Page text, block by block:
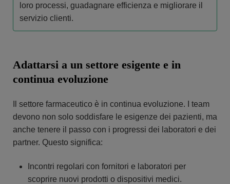
loro processi, guadagnare efficienza e migliorare il
servizio clienti.
Adattarsi a un settore esigente e in
continua evoluzione
Il settore farmaceutico è in continua evoluzione. I team
devono non solo soddisfare le esigenze dei pazienti, ma
anche tenere il passo con i progressi dei laboratori e dei
partner. Questo significa:
Incontri regolari con fornitori e laboratori per
scoprire nuovi prodotti o dispositivi medici.